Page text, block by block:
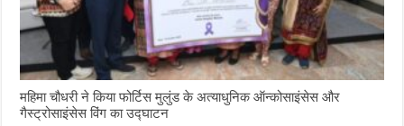
महिमा चौधरी ने किया फोर्टिस मुलुंड के अत्याधुनिक ऑन्कोसाइंसेस और
गैस्ट्रोसाइंसेस विंग का उद्घाटन